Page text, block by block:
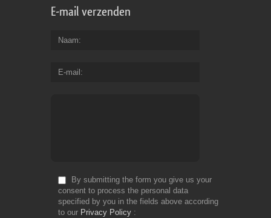
E-mail verzenden
Naam
E-mail
By submitting the form you give us your
consent to process the personal data
specified by you in the fields above according
to our Privacy Policy